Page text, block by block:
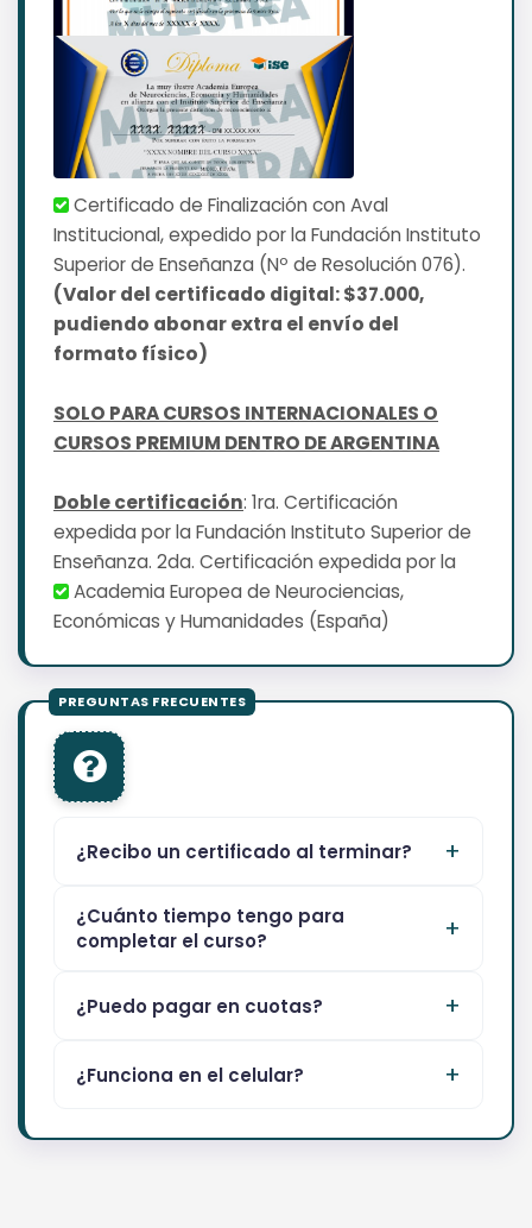
Certificado de Finalización con Aval
Institucional, expedido por la Fundación Instituto
Superior de Enseñanza (Nº de Resolución 076).
(Valor del certificado digital: $37.000,
pudiendo abonar extra el envío del
formato físico)
SOLO PARA CURSOS INTERNACIONALES O
CURSOS PREMIUM DENTRO DE ARGENTINA
Doble certificación: 1ra. Certificación
expedida por la Fundación Instituto Superior de
Enseñanza. 2da. Certificación expedida por la
Academia Europea de Neurociencias,
Económicas y Humanidades (España)
¿Recibo un certificado al terminar?
¿Cuánto tiempo tengo para
completar el curso?
¿Puedo pagar en cuotas?
¿Funciona en el celular?